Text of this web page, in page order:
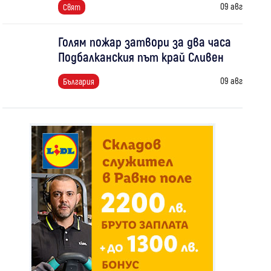
Свят 09 авг
Голям пожар затвори за два часа
Подбалканския път край Сливен
България 09 авг